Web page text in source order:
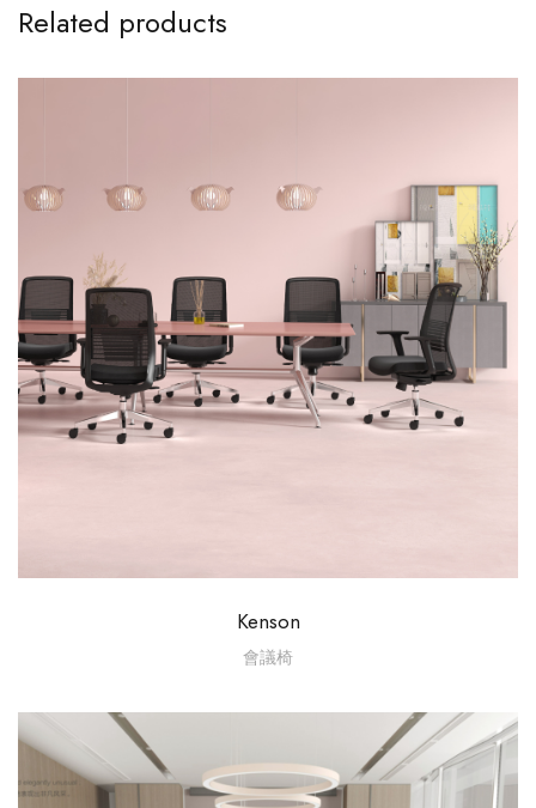
Related products
Kenson
會議椅